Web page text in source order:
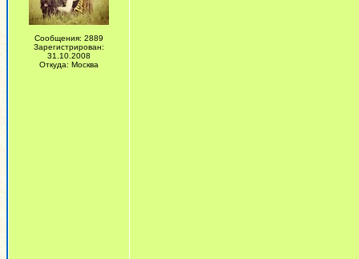
Сообщения: 2889
Зарегистрирован:
31.10.2008
Откуда: Москва